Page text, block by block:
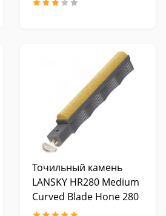
Точильный камень
LANSKY HR280 Medium
Curved Blade Hone 280
GRIT